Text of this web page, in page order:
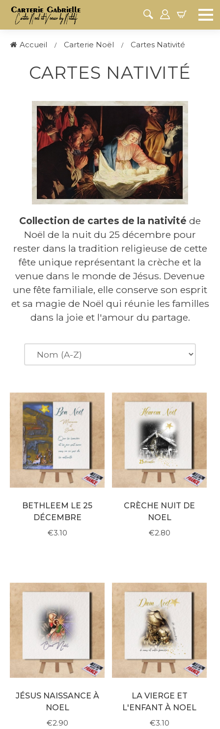
Accueil Carterie Noël Cartes Nativité
CARTES NATIVITÉ
Collection de cartes de la nativité de
Noël de la nuit du 25 décembre pour
rester dans la tradition religieuse de cette
fête unique représentant la crèche et la
venue dans le monde de Jésus. Devenue
une fête familiale, elle conserve son esprit
et sa magie de Noël qui réunie les familles
dans la joie et l'amour du partage.
BETHLEEM LE 25
DÉCEMBRE
€3.10
CRÈCHE NUIT DE
NOEL
€2.80
JÉSUS NAISSANCE À
NOEL
€2.90
LA VIERGE ET
L'ENFANT À NOEL
€3.10